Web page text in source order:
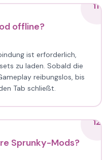
11
offline?
ist erforderlich,
zu laden. Sobald die
reibungslos, bis
Tab schließt.
12
Sprunky-Mods?